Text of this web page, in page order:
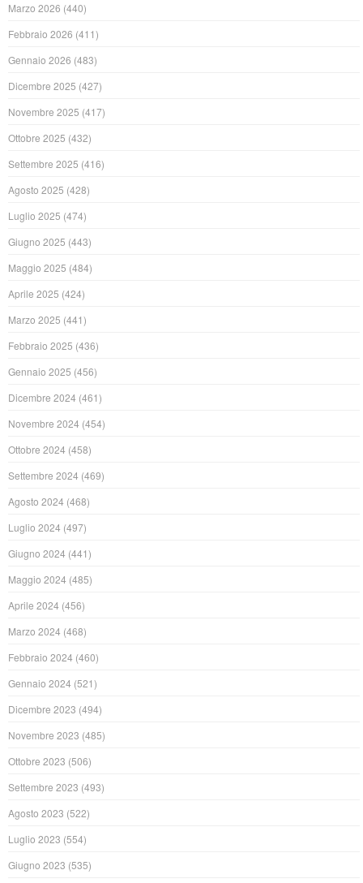
Marzo 2026 (440)
Febbraio 2026 (411)
Gennaio 2026 (483)
Dicembre 2025 (427)
Novembre 2025 (417)
Ottobre 2025 (432)
Settembre 2025 (416)
Agosto 2025 (428)
Luglio 2025 (474)
Giugno 2025 (443)
Maggio 2025 (484)
Aprile 2025 (424)
Marzo 2025 (441)
Febbraio 2025 (436)
Gennaio 2025 (456)
Dicembre 2024 (461)
Novembre 2024 (454)
Ottobre 2024 (458)
Settembre 2024 (469)
Agosto 2024 (468)
Luglio 2024 (497)
Giugno 2024 (441)
Maggio 2024 (485)
Aprile 2024 (456)
Marzo 2024 (468)
Febbraio 2024 (460)
Gennaio 2024 (521)
Dicembre 2023 (494)
Novembre 2023 (485)
Ottobre 2023 (506)
Settembre 2023 (493)
Agosto 2023 (522)
Luglio 2023 (554)
Giugno 2023 (535)